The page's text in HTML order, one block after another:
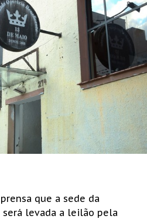
que a sede da
será levada a leilão pela